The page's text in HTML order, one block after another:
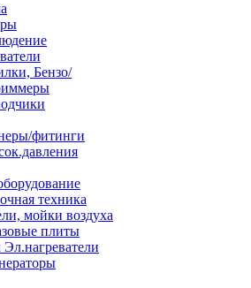
Бензо/
фитинги
техника
мойки воздуха
плиты